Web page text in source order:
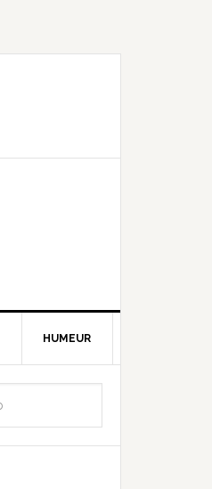
HUMEUR